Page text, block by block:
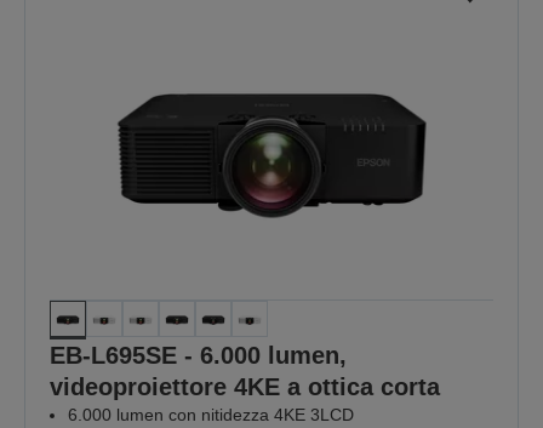
EB-L695SE - 6.000 lumen,
videoproiettore 4KE a ottica corta
6.000 lumen con nitidezza 4KE 3LCD